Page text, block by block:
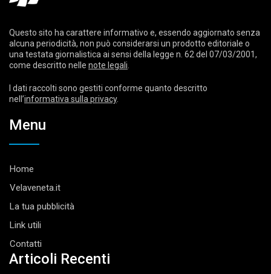
Questo sito ha carattere informativo e, essendo aggiornato senza
alcuna periodicità, non può considerarsi un prodotto editoriale o
una testata giornalistica ai sensi della legge n. 62 del 07/03/2001,
come descritto nelle note legali
I dati raccolti sono gestiti conforme quanto descritto
nell’informativa sulla privacy.
Menu
Home
Velaveneta.it
La tua pubblicità
Link utili
Contatti
Articoli Recenti